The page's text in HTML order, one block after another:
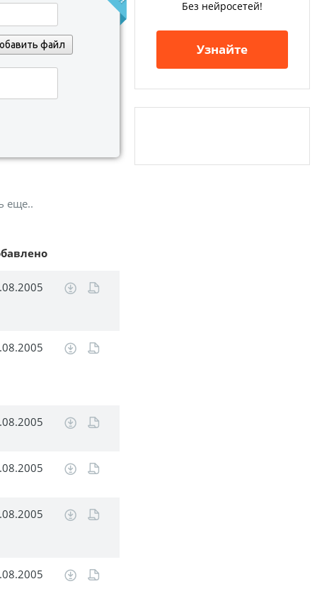
файл
еще..
Без нейросетей!
Узнайте